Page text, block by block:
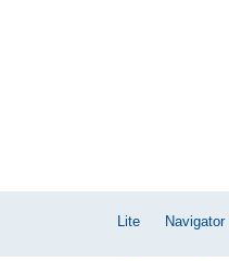
Lite Navigator